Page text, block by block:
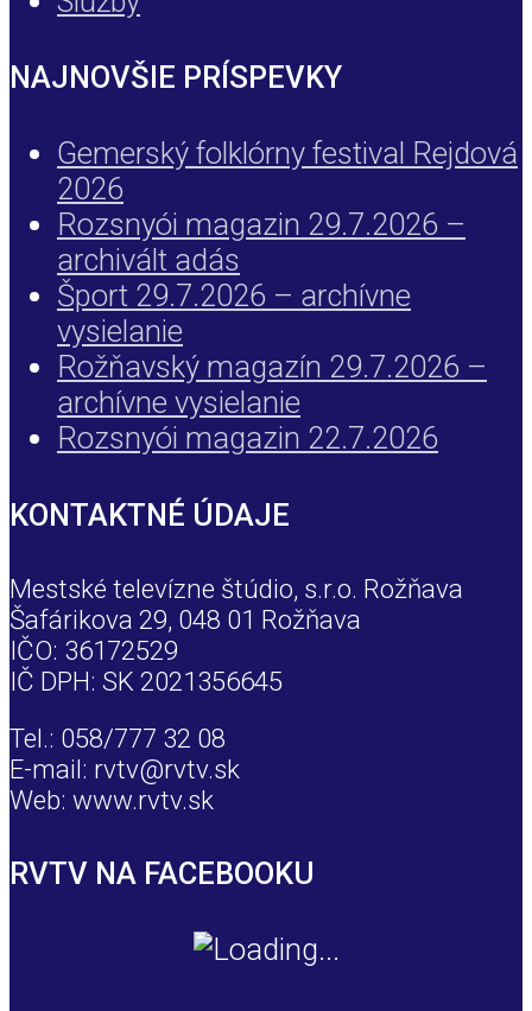
NAJNOVŠIE PRÍSPEVKY
Gemerský folklórny festival Rejdová
2026
Rozsnyói magazin 29.7.2026 –
archivált adás
Šport 29.7.2026 – archívne
vysielanie
Rožňavský magazín 29.7.2026 –
archívne vysielanie
Rozsnyói magazin 22.7.2026
KONTAKTNÉ ÚDAJE
Mestské televízne štúdio, s.r.o. Rožňava
Šafárikova 29, 048 01 Rožňava
IČO: 36172529
IČ DPH: SK 2021356645
Tel.: 058/777 32 08
E-mail: rvtv@rvtv.sk
Web: www.rvtv.sk
RVTV NA FACEBOOKU